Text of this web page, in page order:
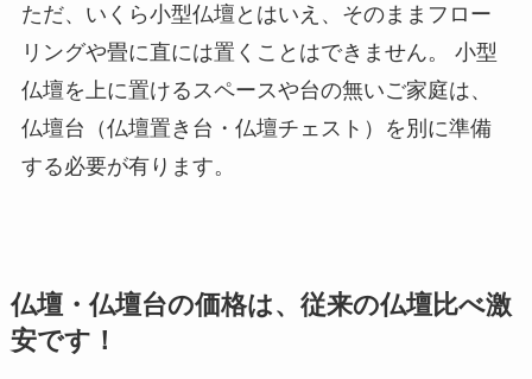
ただ、いくら小型仏壇とはいえ、そのままフロー
リングや畳に直には置くことはできません。 小型
仏壇を上に置けるスペースや台の無いご家庭は、
仏壇台（仏壇置き台・仏壇チェスト）を別に準備
する必要が有ります。
仏壇・仏壇台の価格は、従来の仏壇比べ激
安です！